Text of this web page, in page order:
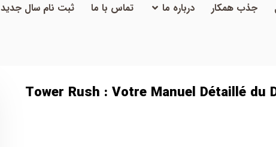
جذب همکار درباره ما تماس با ما ثبت نام سال جدید
Tower Rush : Votre Manuel Détaillé du